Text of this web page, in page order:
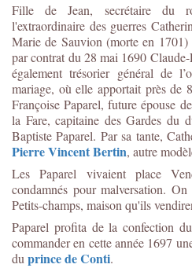
Fille de Jean, secrétaire du
l'extraordinaire des guerres
Marie de Sauvion (morte en
par contrat du 28 mai 1690
également trésorier général de
mariage, où elle apportait près de
Françoise Paparel, future épouse
la Fare, capitaine des Gardes du
Baptiste Paparel. Par sa tante,
Pierre Vincent Bertin, autre
Les Paparel vivaient place
condamnés pour malversation.
Petits-champs, maison qu'ils
Paparel profita de la confection
commander en cette année 1697
du prince de Conti.